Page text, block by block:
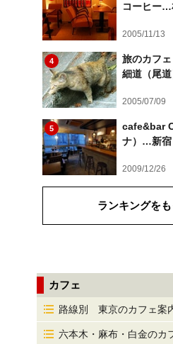
コーヒー…
2005/11/13
4
旅のカフ
細道（尾道
2005/07/09
5
cafe&bar
ナ）…新宿
2009/12/26
ランキングを
カフェ
路線別 東京のカフェ案
六本木・麻布・白金のカ